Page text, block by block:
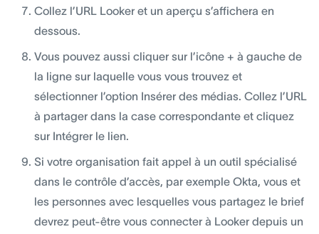
Collez l’URL Looker et un aperçu s’affichera en
dessous.
Vous pouvez aussi cliquer sur l’icône + à gauche de
la ligne sur laquelle vous vous trouvez et
sélectionner l’option Insérer des médias. Collez l’URL
à partager dans la case correspondante et cliquez
sur Intégrer le lien.
Si votre organisation fait appel à un outil spécialisé
dans le contrôle d’accès, par exemple Okta, vous et
les personnes avec lesquelles vous partagez le brief
devrez peut-être vous connecter à Looker depuis un